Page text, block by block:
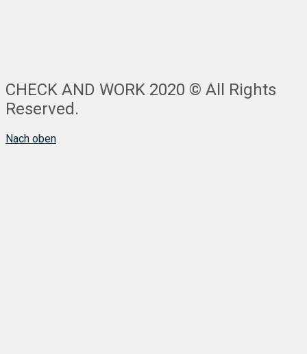
CHECK AND WORK 2020 © All Rights
Reserved.
Nach oben